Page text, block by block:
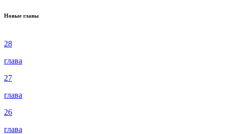
Новые главы
28
глава
27
глава
26
глава